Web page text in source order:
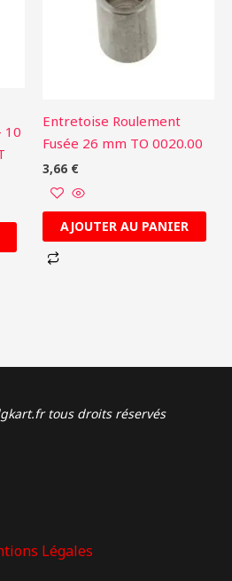
10
Entretoise Roulement
Fusée 26 mm TO 0020.00
3,66 €
AJOUTER AU PANIER
tous droits réservés
Légales